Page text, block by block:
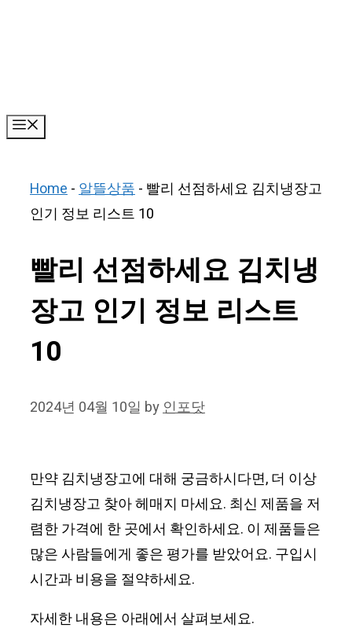
Home-알뜰상품- 빨리 선점하세요 김치냉장고
인기 정보 리스트 10
빨리 선점하세요 김치냉
장고 인기 정보 리스트
10
2024년 04월 10일 by인포닷
만약 김치냉장고에 대해 궁금하시다면, 더 이상
김치냉장고 찾아 헤매지 마세요. 최신 제품을 저
렴한 가격에 한 곳에서 확인하세요. 이 제품들은
많은 사람들에게 좋은 평가를 받았어요. 구입시
시간과 비용을 절약하세요.
자세한 내용은 아래에서 살펴보세요.